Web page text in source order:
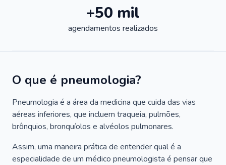
+50 mil
agendamentos realizados
O que é pneumologia?
Pneumologia é a área da medicina que cuida das vias
aéreas inferiores, que incluem traqueia, pulmões,
brônquios, bronquíolos e alvéolos pulmonares.
Assim, uma maneira prática de entender qual é a
especialidade de um médico pneumologista é pensar que